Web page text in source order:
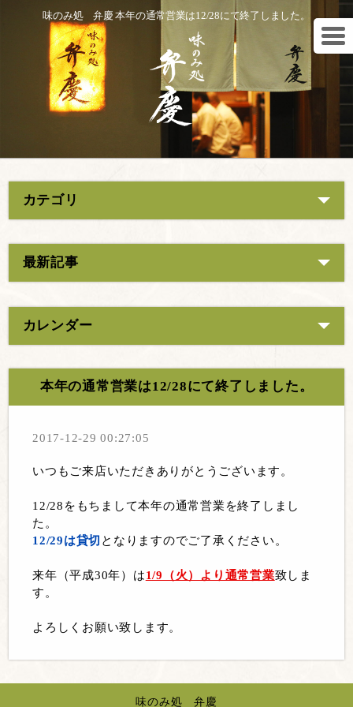
味のみ処 弁慶 本年の通常営業は12/28にて終了しました。
カテゴリ
最新記事
カレンダー
本年の通常営業は12/28にて終了しました。
2017-12-29 00:27:05
いつもご来店いただきありがとうございます。
12/28をもちまして本年の通常営業を終了しまし
た。
12/29は貸切 となりますのでご了承ください。
来年（平成30年）は1/9（火）より通常営業致しま
す。
よろしくお願い致します。
味のみ処 弁慶